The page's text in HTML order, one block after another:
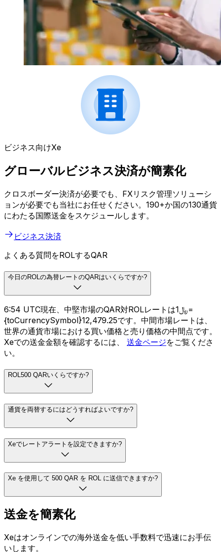
ビジネス向けXe
グローバルビジネス決済が簡素化
クロスボーダー決済が必要でも、FXリスク管理ソリューシ
ョンが必要でも当社にお任せください。190+か国の130通貨
にわたる国際送金をスケジュールします。
ビジネス決済
よくある質問をROLするQAR
今日のROLの為替レートのQARはいくらですか?
6:54 UTC現在、中堅市場のQAR対ROLレートは﷼1=
{toCurrencySymbol}12,479.25です。中間市場レートは、
世界の通貨市場における買い価格と売り価格の中間点です。
Xeでの送金金額を確認するには、 送金ページをご覧くださ
い。
ROL500 QARいくらですか?
通貨を両替するにはどうすればよいですか?
Xeでレートアラートを設定できますか?
Xe を使用して 500 QAR を ROL に送信できますか?
送金を簡素化
Xeはオンラインでの海外送金を低い手数料で迅速にお手伝
いします。